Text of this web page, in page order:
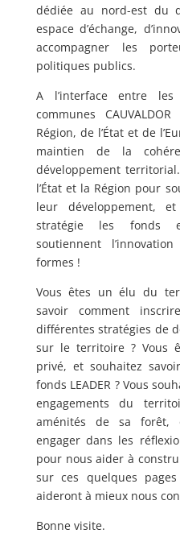
dédiée au nord-est du
espace d’échange,
accompagner les
politiques publics.
A l’interface entre
communes
Région, de l’État et de
maintien de la
développement
l’État et la Région pour
leur développement,
stratégie les fonds
soutiennent
formes !
Vous êtes un élu du
savoir comment
différentes stratégies de
sur le territoire ? Vous
privé, et souhaitez
fonds LEADER ? Vous
engagements du
aménités de sa forêt,
engager dans les
pour nous aider à
sur ces quelques
aideront à mieux nous
Bonne visite.